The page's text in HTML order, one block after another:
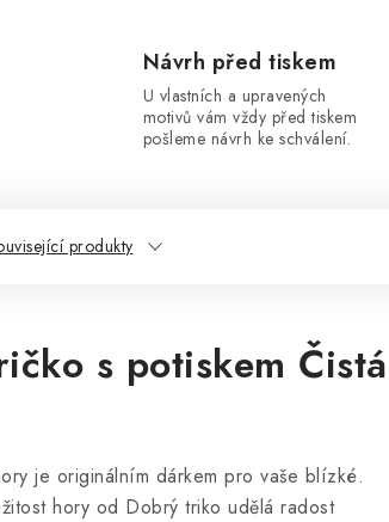
Návrh před tiskem
U vlastních a upravených
motivů vám vždy před tiskem
pošleme návrh ke schválení.
produkty
s potiskem Čistá
je originálním dárkem pro vaše blízké.
hory od Dobrý triko udělá radost